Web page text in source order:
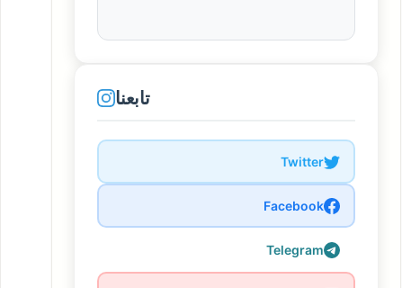
تابعنا
Twitter
Facebook
Telegram